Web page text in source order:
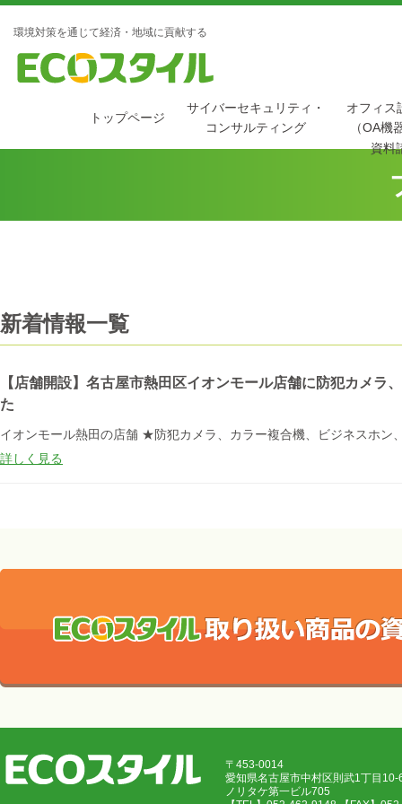
環境対策を通じて経済・地域に貢献する
トップページ
サイバーセキュリティ・
コンサルティング
オフィス
（OA機
資料
新着情報一覧
【店舗開設】名古屋市熱田区イオンモール店舗に防犯カメ
た
イオンモール熱田の店舗 ★防犯カメラ、カラー複合機、ビジネスホン
詳しく見る
〒453-0014
愛知県名古屋市中村区則武1丁目
ノリタケ第一ビル705